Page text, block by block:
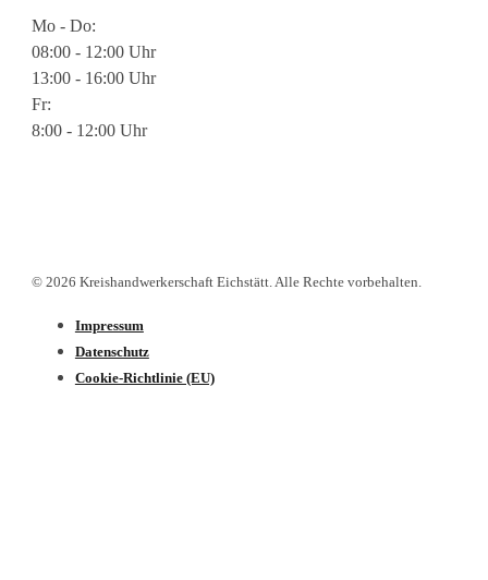
Mo - Do:
08:00 - 12:00 Uhr
13:00 - 16:00 Uhr
Fr:
8:00 - 12:00 Uhr
© 2026 Kreishandwerkerschaft Eichstätt. Alle Rechte vorbehalten.
Impressum
Datenschutz­
Cookie-Richtlinie (EU)